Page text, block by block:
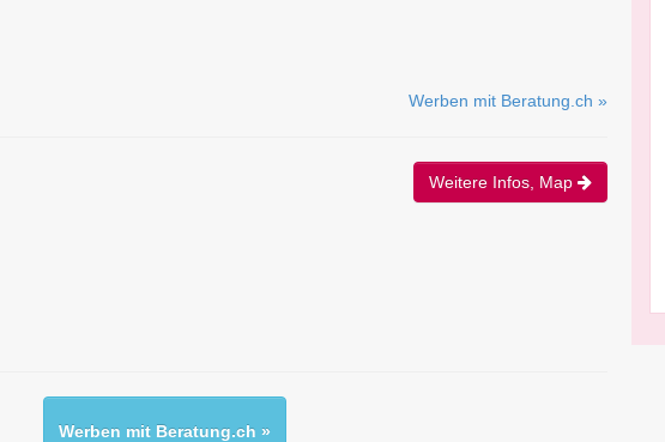
Werben mit Beratung.ch »
Weitere Infos, Map
Werben mit Beratung.ch »